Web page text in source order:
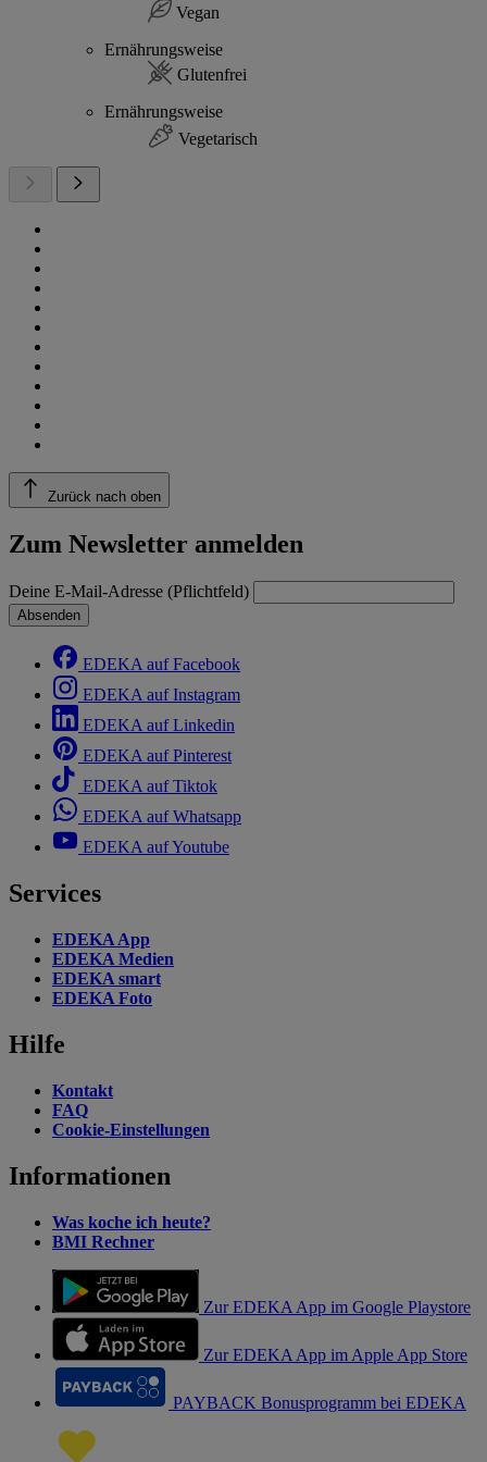
Vegan
Ernährungsweise
Glutenfrei
Ernährungsweise
Vegetarisch
Zurück nach oben
Zum Newsletter anmelden
Deine E-Mail-Adresse (Pflichtfeld)
Absenden
EDEKA auf Facebook
EDEKA auf Instagram
EDEKA auf Linkedin
EDEKA auf Pinterest
EDEKA auf Tiktok
EDEKA auf Whatsapp
EDEKA auf Youtube
Services
EDEKA App
EDEKA Medien
EDEKA smart
EDEKA Foto
Hilfe
Kontakt
FAQ
Cookie-Einstellungen
Informationen
Was koche ich heute?
BMI Rechner
Zur EDEKA App im Google Playstore
Zur EDEKA App im Apple App Store
PAYBACK Bonusprogramm bei EDEKA